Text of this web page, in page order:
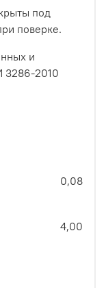
под
поверке.
и
3286-2010
4,00